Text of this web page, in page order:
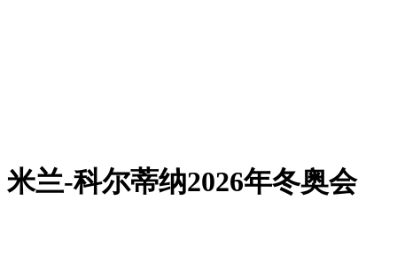
米兰-科尔蒂纳2026年冬奥会